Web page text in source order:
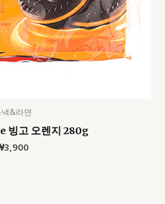
&라면
고 오렌지 280g
3,900